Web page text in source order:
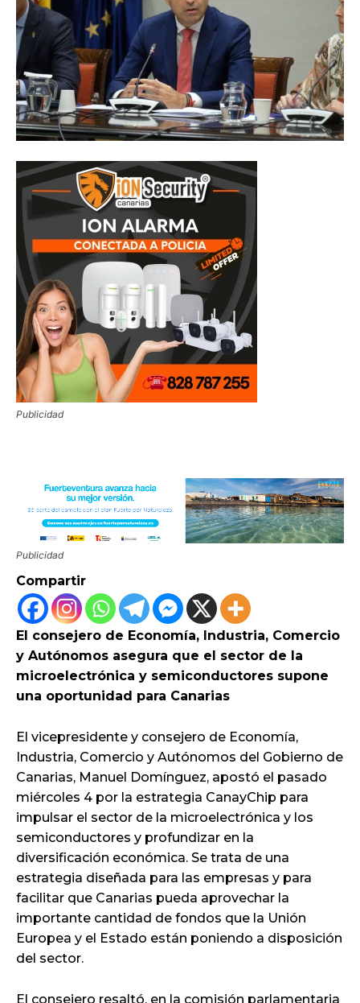
Publicidad
Publicidad
Compartir
El consejero de Economía, Industria, Comercio
y Autónomos asegura que el sector de la
microelectrónica y semiconductores supone
una oportunidad para Canarias
El vicepresidente y consejero de Economía,
Industria, Comercio y Autónomos del Gobierno de
Canarias, Manuel Domínguez, apostó el pasado
miércoles 4 por la estrategia CanayChip para
impulsar el sector de la microelectrónica y los
semiconductores y profundizar en la
diversificación económica. Se trata de una
estrategia diseñada para las empresas y para
facilitar que Canarias pueda aprovechar la
importante cantidad de fondos que la Unión
Europea y el Estado están poniendo a disposición
del sector.
El consejero resaltó, en la comisión parlamentaria